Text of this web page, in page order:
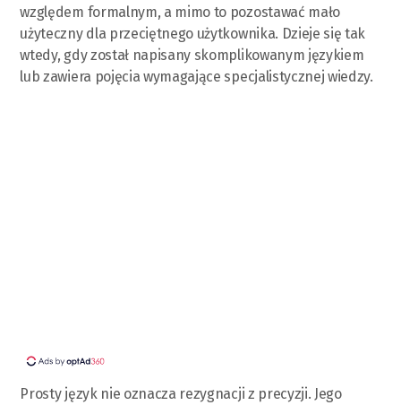
względem formalnym, a mimo to pozostawać mało
użyteczny dla przeciętnego użytkownika. Dzieje się tak
wtedy, gdy został napisany skomplikowanym językiem
lub zawiera pojęcia wymagające specjalistycznej wiedzy.
Prosty język nie oznacza rezygnacji z precyzji. Jego